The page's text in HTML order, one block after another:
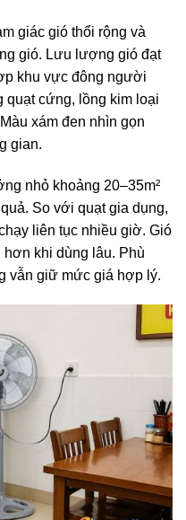
giác gió thổi rộng và
gió. Lưu lượng gió đạt
khu vực đông người
quạt cứng, lồng kim loại
xám đen nhìn gọn
gian.
nhỏ khoảng 20–35m²
So với quạt gia dụng,
liên tục nhiều giờ. Gió
khi dùng lâu. Phù
vẫn giữ mức giá hợp lý.